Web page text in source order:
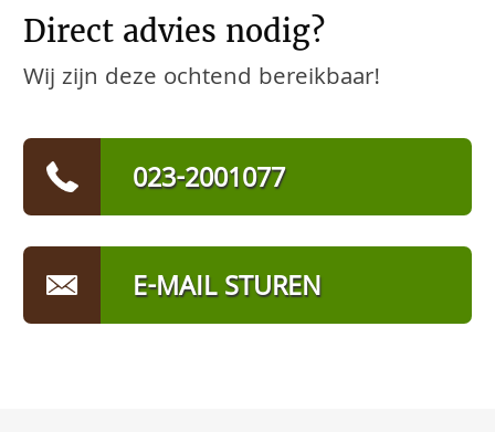
Direct advies nodig?
Wij zijn deze ochtend bereikbaar!
023-2001077
E-MAIL STUREN